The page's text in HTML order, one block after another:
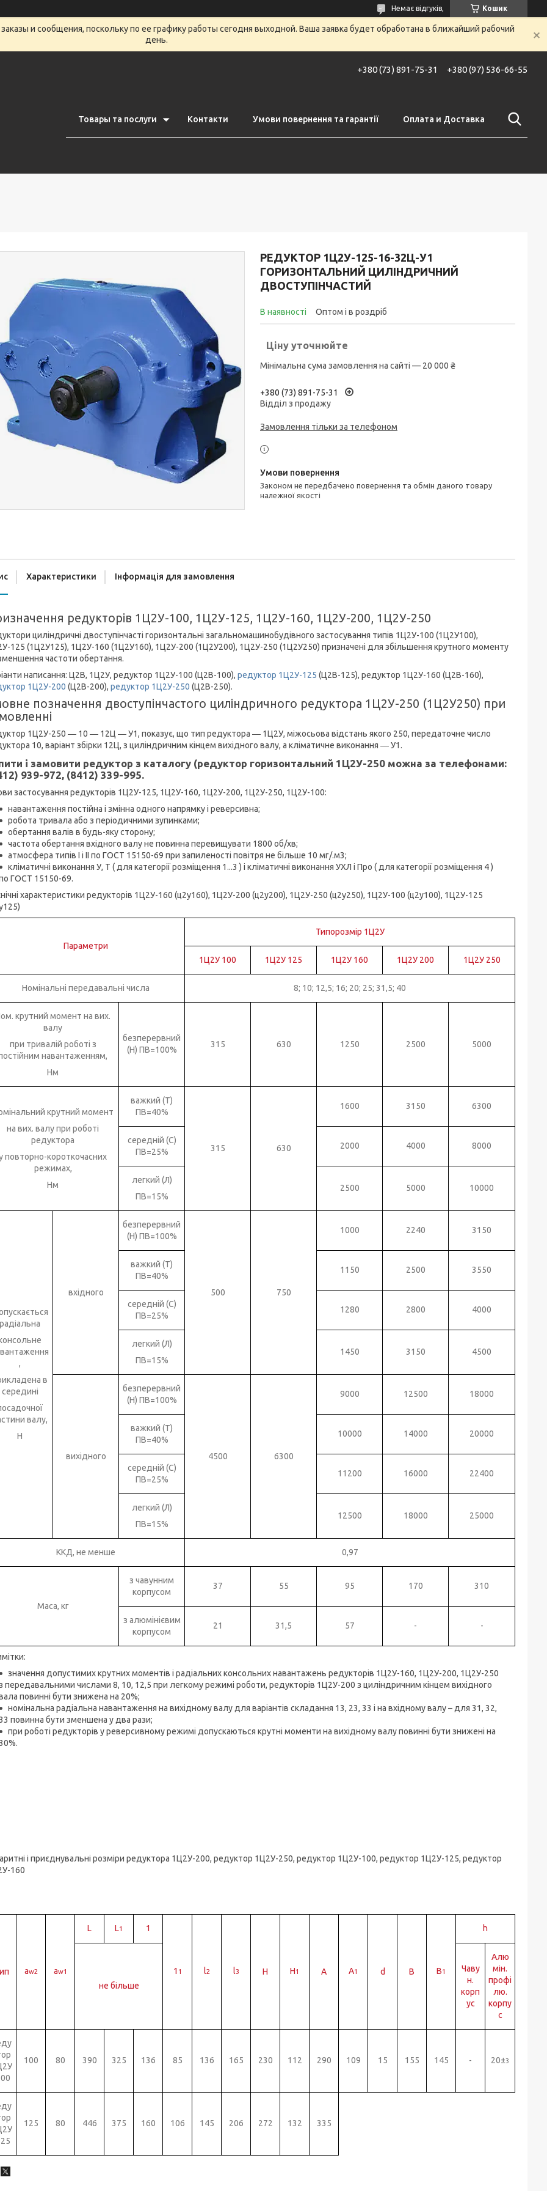
Кошик
Немає відгуків,
и сообщения, поскольку по ее графику работы сегодня выходной. Ваша заявка будет обработана в ближайший рабочий
день.
+380 (73) 891-75-31 +380 (97) 536-66-55
Товары та послуги Контакти Умови повернення та гарантії Оплата и Доставка
РЕДУКТОР 1Ц2У-125-16-32Ц-У1
ГОРИЗОНТАЛЬНИЙ ЦИЛІНДРИЧНИЙ
ДВОСТУПІНЧАСТИЙ
В наявності Оптом і в роздріб
Ціну уточнюйте
Мінімальна сума замовлення на сайті — 20 000 ₴
+380 (73) 891-75-31
Відділ з продажу
Замовлення тільки за телефоном
Законом не передбачено повернення та обмін даного товару
належної якості
Характеристики Інформація для замовлення
редукторів 1Ц2У-100, 1Ц2У-125, 1Ц2У-160, 1Ц2У-200, 1Ц2У-250
циліндричні двоступінчасті горизонтальні загальномашинобудівного застосування типів 1Ц2У-100 (1Ц2У100),
125 (1Ц2У125), 1Ц2У-160 (1Ц2У160), 1Ц2У-200 (1Ц2У200), 1Ц2У-250 (1Ц2У250) призначені для збільшення крутного моменту
частоти обертання.
написання: Ц2В, 1Ц2У, редуктор 1Ц2У-100 (Ц2В-100), редуктор 1Ц2У-125 (Ц2В-125), редуктор 1Ц2У-160 (Ц2В-160),
1Ц2У-200 (Ц2В-200), редуктор 1Ц2У-250 (Ц2В-250).
позначення двоступінчастого циліндричного редуктора 1Ц2У-250 (1Ц2У250) при
1Ц2У-250 ― 10 ― 12Ц ― У1, показує, що тип редуктора ― 1Ц2У, міжосьова відстань якого 250, передаточне число
10, варіант збірки 12Ц, з циліндричним кінцем вихідного валу, а кліматичне виконання ― У1.
і замовити редуктор з каталогу (редуктор горизонтальний 1Ц2У-250 можна за телефонами:
939-972, (8412) 339-995.
застосування редукторів 1Ц2У-125, 1Ц2У-160, 1Ц2У-200, 1Ц2У-250, 1Ц2У-100:
навантаження постійна і змінна одного напрямку і реверсивна;
робота тривала або з періодичними зупинками;
обертання валів в будь-яку сторону;
частота обертання вхідного валу не повинна перевищувати 1800 об/хв;
атмосфера типів I і II по ГОСТ 15150-69 при запиленості повітря не більше 10 мг/.м3;
кліматичні виконання У, Т ( для категорії розміщення 1...3 ) і кліматичні виконання УХЛ і Про ( для категорії розміщення 4 )
ГОСТ 15150-69.
характеристики редукторів 1Ц2У-160 (ц2у160), 1Ц2У-200 (ц2у200), 1Ц2У-250 (ц2у250), 1Ц2У-100 (ц2у100), 1Ц2У-125
Параметри
Типорозмір 1Ц2У
1Ц2У 100 1Ц2У 125 1Ц2У 160 1Ц2У 200 1Ц2У 250
Номінальні передавальні числа 8; 10; 12,5; 16; 20; 25; 31,5; 40
крутний момент на вих.
валу
при тривалій роботі з
навантаженням,
Нм
безперервний
(Н) ПВ=100%
315 630 1250 2500 5000
крутний момент
на вих. валу при роботі
редуктора
повторно-короткочасних
режимах,
Нм
важкий (Т)
ПВ=40%
315 630
1600 3150 6300
середній (С)
ПВ=25%
2000 4000 8000
легкий (Л)
ПВ=15%
2500 5000 10000
радіальна
,
в
середині
валу,
Н
вхідного
безперервний
(Н) ПВ=100%
500 750
1000 2240 3150
важкий (Т)
ПВ=40%
1150 2500 3550
середній (С)
ПВ=25%
1280 2800 4000
легкий (Л)
ПВ=15%
1450 3150 4500
вихідного
безперервний
(Н) ПВ=100%
4500 6300
9000 12500 18000
важкий (Т)
ПВ=40%
10000 14000 20000
середній (С)
ПВ=25%
11200 16000 22400
легкий (Л)
ПВ=15%
12500 18000 25000
ККД, не менше 0,97
Маса, кг
з чавунним
корпусом
37 55 95 170 310
з алюмінієвим
корпусом
21 31,5 57 - -
значення допустимих крутних моментів і радіальних консольних навантажень редукторів 1Ц2У-160, 1Ц2У-200, 1Ц2У-250
передавальними числами 8, 10, 12,5 при легкому режимі роботи, редукторів 1Ц2У-200 з циліндричним кінцем вихідного
повинні бути знижена на 20%;
номінальна радіальна навантаження на вихідному валу для варіантів складання 13, 23, 33 і на вхідному валу – для 31, 32,
повинна бути зменшена у два рази;
при роботі редукторів у реверсивному режимі допускаються крутні моменти на вихідному валу повинні бути знижені на
і приєднувальні розміри редуктора 1Ц2У-200, редуктор 1Ц2У-250, редуктор 1Ц2У-100, редуктор 1Ц2У-125, редуктор
160
аw2 aw1
L L1 1
1 1 l2 l3 Н H1 A A1 d B B1
h
не більше
Чаву
н.
корп
ус
Алю
мін.
профі
лю.
корпу
с
100 80 390 325 136 85 136 165 230 112 290 109 15 155 145 - 20±3
125 80 446 375 160 106 145 206 272 132 335